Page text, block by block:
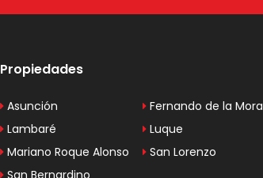
Propiedades
Asunción
Fernando de la Mora
Lambaré
Luque
Mariano Roque Alonso
San Lorenzo
San Bernardino